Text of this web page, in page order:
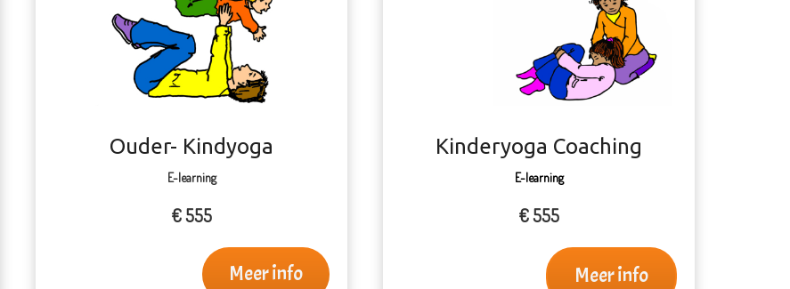
Ouder- Kindyoga
E-learning
€ 555
Meer info
Kinderyoga Coaching
E-learning
€ 555
Meer info